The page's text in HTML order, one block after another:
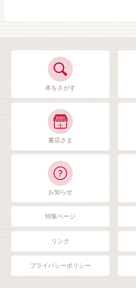
本をさがす
書店さま
お知らせ
特集ページ
リンク
プライバシーポリシー